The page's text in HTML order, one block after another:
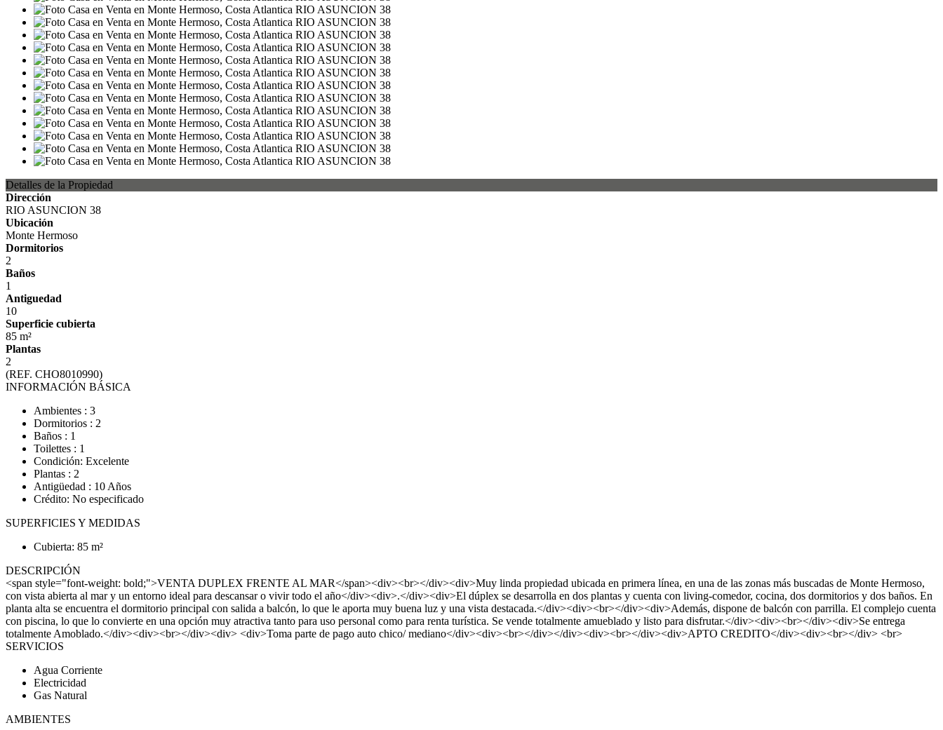
Detalles de la Propiedad
Dirección
RIO ASUNCION 38
Ubicación
Monte Hermoso
Dormitorios
2
Baños
1
Antiguedad
10
Superficie cubierta
85 m²
Plantas
2
(REF. CHO8010990)
INFORMACIÓN BÁSICA
Ambientes : 3
Dormitorios : 2
Baños : 1
Toilettes : 1
Condición: Excelente
Plantas : 2
Antigüedad : 10 Años
Crédito: No especificado
SUPERFICIES Y MEDIDAS
Cubierta: 85 m²
DESCRIPCIÓN
<span style="font-weight: bold;">VENTA DUPLEX FRENTE AL MAR</span><div><br></div><div>Muy linda propiedad ubicada en primera línea, en una de las zonas más buscadas de Monte Hermoso,
con vista abierta al mar y un entorno ideal para descansar o vivir todo el año</div><div>.</div><div>El dúplex se desarrolla en dos plantas y cuenta con living-comedor, cocina, dos dormitorios y dos baños. En
planta alta se encuentra el dormitorio principal con salida a balcón, lo que le aporta muy buena luz y una vista destacada.</div><div><br></div><div>Además, dispone de balcón con parrilla. El complejo cuenta
con piscina, lo que lo convierte en una opción muy atractiva tanto para uso personal como para renta turística. Se vende totalmente amueblado y listo para disfrutar.</div><div><br></div><div>Se entrega
totalmente Amoblado.</div><div><br></div><div> <div>Toma parte de pago auto chico/ mediano</div><div><br></div></div><div><br></div><div>APTO CREDITO</div><div><br></div> <br>
SERVICIOS
Agua Corriente
Electricidad
Gas Natural
AMBIENTES